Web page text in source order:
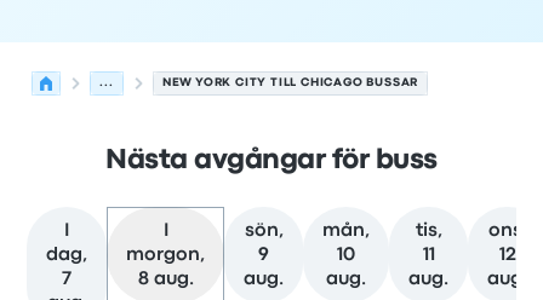
... NEW YORK CITY TILL CHICAGO BUSSAR
Nästa avgångar för buss
dag,
7
morgon,
8 aug.
sön,
9
aug.
mån,
10
aug.
tis,
11
aug.
ons,
12
aug.